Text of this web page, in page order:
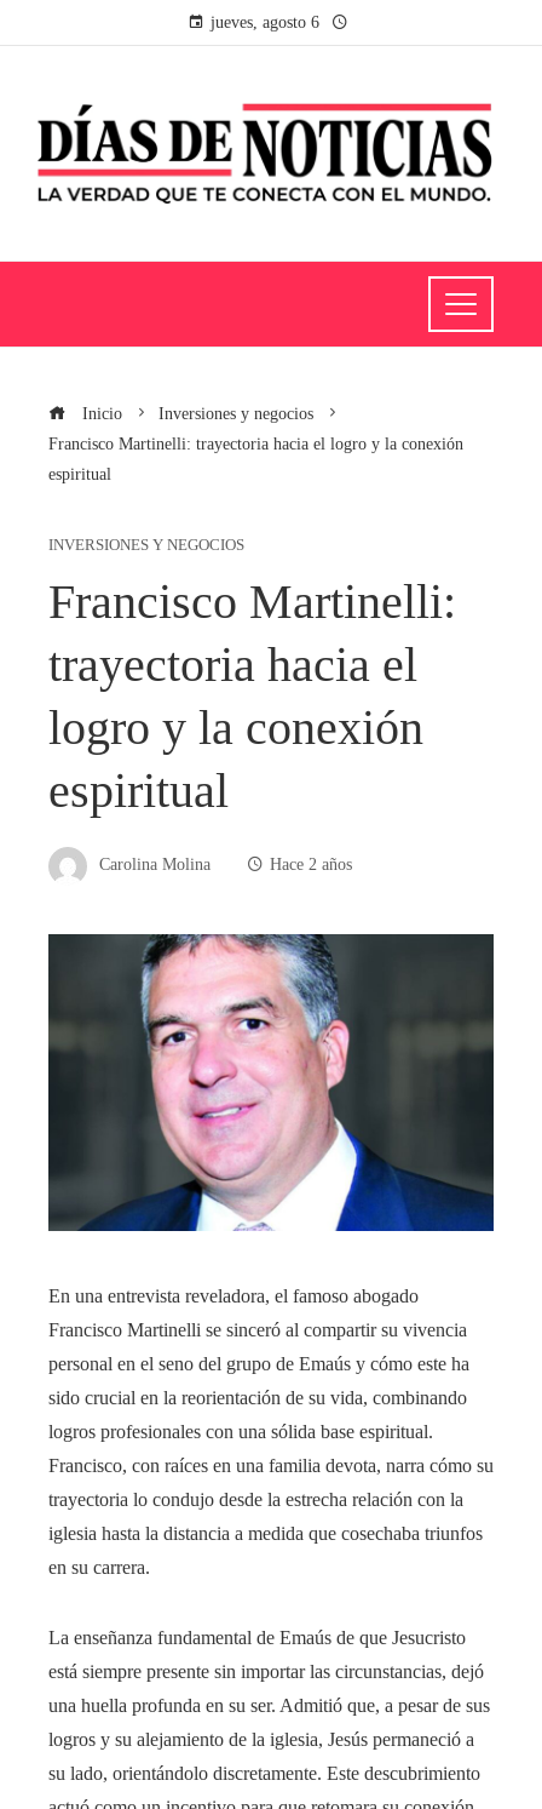
jueves, agosto 6
Inicio
Inversiones y negocios
Francisco Martinelli: trayectoria hacia el logro y la conexión
espiritual
INVERSIONES Y NEGOCIOS
Francisco Martinelli:
trayectoria hacia el
logro y la conexión
espiritual
Carolina Molina Hace 2 años
En una entrevista reveladora, el famoso abogado
Francisco Martinelli se sinceró al compartir su vivencia
personal en el seno del grupo de Emaús y cómo este ha
sido crucial en la reorientación de su vida, combinando
logros profesionales con una sólida base espiritual.
Francisco, con raíces en una familia devota, narra cómo su
trayectoria lo condujo desde la estrecha relación con la
iglesia hasta la distancia a medida que cosechaba triunfos
en su carrera.
La enseñanza fundamental de Emaús de que Jesucristo
está siempre presente sin importar las circunstancias, dejó
una huella profunda en su ser. Admitió que, a pesar de sus
logros y su alejamiento de la iglesia, Jesús permaneció a
su lado, orientándolo discretamente. Este descubrimiento